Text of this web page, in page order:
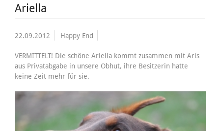
Ariella
22.09.2012 Happy End
VERMITTELT! Die schöne Ariella kommt zusammen mit Aris
aus Privatabgabe in unsere Obhut, ihre Besitzerin hatte
keine Zeit mehr für sie.